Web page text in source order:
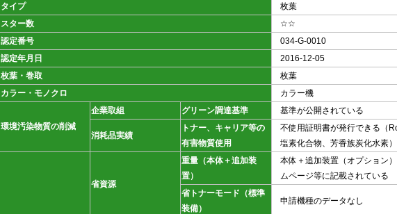
タイプ
枚葉
スター数
☆☆
認定番号
034-G-0010
認定年月日
2016-12-05
枚葉・巻取
枚葉
カラー・モノクロ
カラー機
環境汚染物質の削減
企業取組 グリーン調達基準 基準が公開されている
消耗品実績
トナー、キャリア等の
有害物質使用
不使用証明書が発行できる（
塩素化合物、芳香族炭化水素）
省資源
重量（本体＋追加装
置）
本体＋追加装置（オプション
ムページ等に記載されている
省トナーモード（標準
装備）
申請機種のデータなし